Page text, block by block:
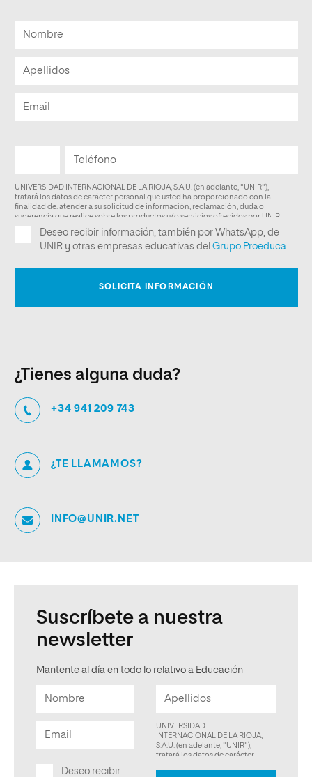
¿Tienes alguna duda?
+34 941 209 743
¿TE LLAMAMOS?
INFO@UNIR.NET
Suscríbete a nuestra
newsletter
Mantente al día en todo lo relativo a Educación